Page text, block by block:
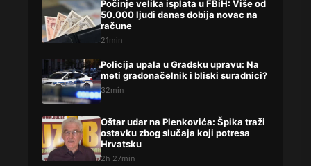
Počinje velika isplata u FBiH: Više od
50.000 ljudi danas dobija novac na
račune
21min
Policija upala u Gradsku upravu: Na
meti gradonačelnik i bliski suradnici?
32min
Oštar udar na Plenkovića: Špika traži
ostavku zbog slučaja koji potresa
Hrvatsku
2h 27min